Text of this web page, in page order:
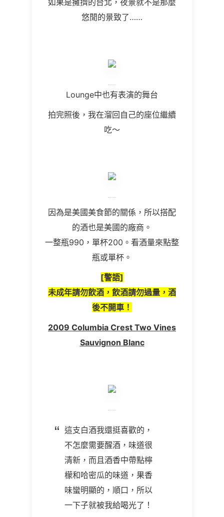
如果是擁擠的台北，夜景就不是那麼
悠閒的景致了……
Lounge中也有表演的舞台
拍完照後，我在溜回自己的座位繼續
吃～
因為是美國美食節的關係，所以搭配
的酒也是美國的廠商。
一整瓶990，單杯200。看酒量來點整
瓶或單杯。
[警語]
未成年請勿飲酒，飲酒請勿過量，酒
後不開車！
2009 Columbia Crest Two Vines
Sauvignon Blanc
這支白酒我還挺喜歡的，
不怎麼需要醒酒，味道很
清新，而且酒香中帶點檸
檬和哈密瓜的味道，果香
味蠻明顯的，順口，所以
一下子就被我給喝光了！